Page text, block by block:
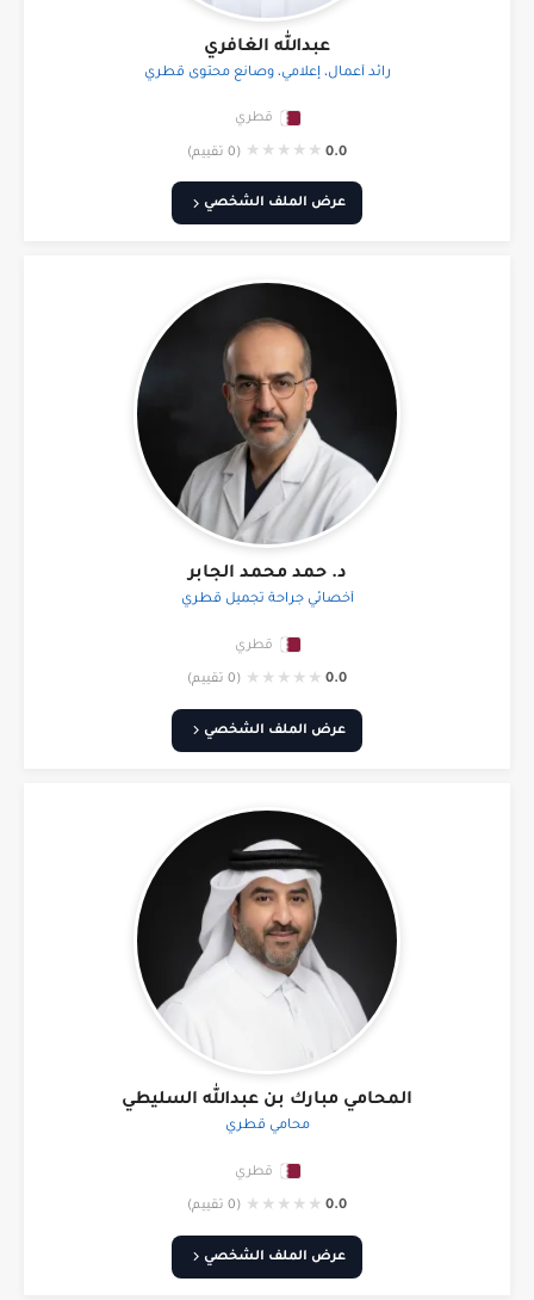
عبدالله الغافري
رائد أعمال، إعلامي، وصانع محتوى قطري
قطري
0.0
★
★
★
★
★ (0 تقييم)
عرض الملف الشخصي
د. حمد محمد الجابر
أخصائي جراحة تجميل قطري
قطري
0.0
★
★
★
★
★ (0 تقييم)
عرض الملف الشخصي
المحامي مبارك بن عبدالله السليطي
محامي قطري
قطري
0.0
★
★
★
★
★ (0 تقييم)
عرض الملف الشخصي